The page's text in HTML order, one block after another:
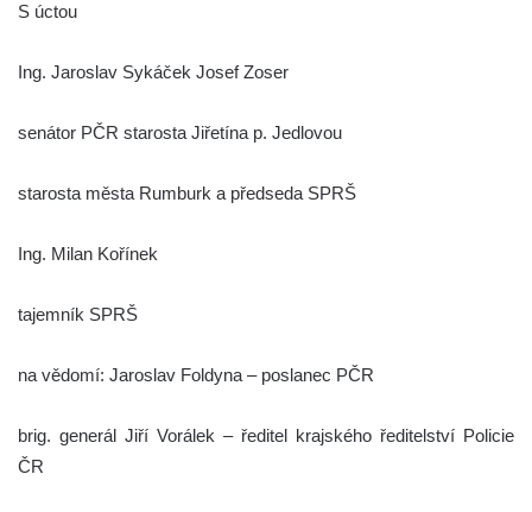
S úctou
Ing. Jaroslav Sykáček Josef Zoser
senátor PČR starosta Jiřetína p. Jedlovou
starosta města Rumburk a předseda SPRŠ
Ing. Milan Kořínek
tajemník SPRŠ
na vědomí: Jaroslav Foldyna – poslanec PČR
brig. generál Jiří Vorálek – ředitel krajského ředitelství Policie
ČR